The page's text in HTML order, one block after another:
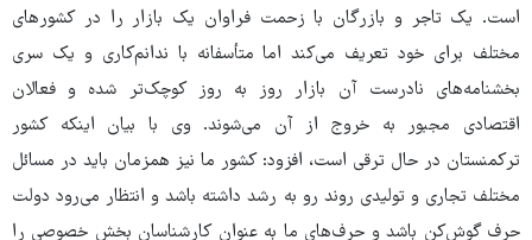
است. یک تاجر و بازرگان با زحمت فراوان یک بازار را در کشورهای
مختلف برای خود تعریف می‌کند اما متأسفانه با ندانم‌کاری و یک سری
بخشنامه‌های نادرست آن بازار روز به روز کوچک‌تر شده و فعالان
اقتصادی مجبور به خروج از آن می‌شوند. وی با بیان اینکه کشور
ترکمنستان در حال ترقی است، افزود: کشور ما نیز همزمان باید در مسائل
مختلف تجاری و تولیدی روند رو به رشد داشته باشد و انتظار می‌رود دولت
حرف گوش‌کن باشد و حرف‌های ما به عنوان کارشناسان بخش خصوصی را